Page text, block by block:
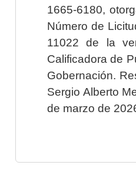
1665-6180,
Número de
11022 de la
Calificadora de
Gobernación.
Sergio Alberto
de marzo de